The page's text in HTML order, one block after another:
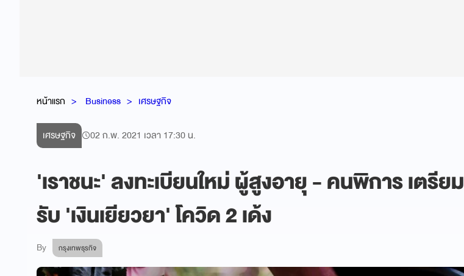
หน้าแรก Business เศรษฐกิจ
เศรษฐกิจ 02 ก.พ. 2021 เวลา 17:30 น.
'เราชนะ' ลงทะเบียนใหม่ ผู้สูงอายุ - คนพิการ เตรียม
รับ 'เงินเยียวยา' โควิด 2 เด้ง
By กรุงเทพธุรกิจ